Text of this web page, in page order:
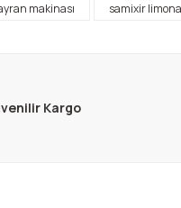
makinası samixir
Kargo